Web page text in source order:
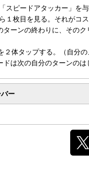
スピードアタッカー」を与
１枚目を見る。それがコ
ーンの終わりに、その
体タップする。（自分
は次の自分のターンのは
ー